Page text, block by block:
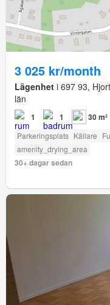
3 025 kr/month
Lägenhet i 697 93,
län
1 1 30 m²
Parkeringsplats Källare
amenity_drying_area
30+ dagar sedan